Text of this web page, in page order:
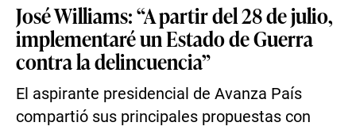
José Williams: “A partir del 28 de julio,
implementaré un Estado de Guerra
contra la delincuencia”
El aspirante presidencial de Avanza País
compartió sus principales propuestas con